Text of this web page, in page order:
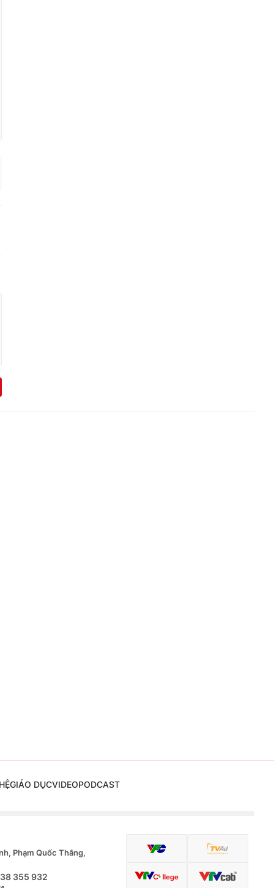
GIÁO DỤCVIDEOPODCAST
Phạm Quốc Thắng,
355 932